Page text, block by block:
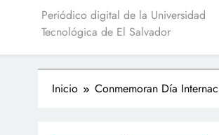
La Palabra
Periódico digital de la Universidad
Tecnológica de El Salvador
Inicio Conmemoran Día